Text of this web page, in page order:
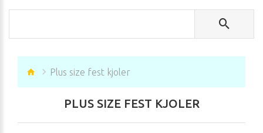
Plus size fest kjoler
PLUS SIZE FEST KJOLER